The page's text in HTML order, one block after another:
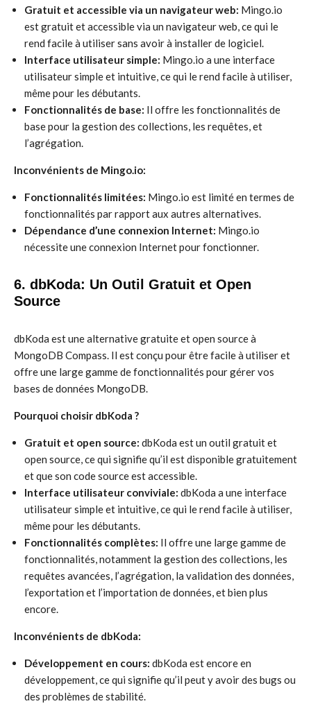
Gratuit et accessible via un navigateur web: Mingo.io
est gratuit et accessible via un navigateur web, ce qui le
rend facile à utiliser sans avoir à installer de logiciel.
Interface utilisateur simple: Mingo.io a une interface
utilisateur simple et intuitive, ce qui le rend facile à utiliser,
même pour les débutants.
Fonctionnalités de base: Il offre les fonctionnalités de
base pour la gestion des collections, les requêtes, et
l’agrégation.
Inconvénients de Mingo.io:
Fonctionnalités limitées: Mingo.io est limité en termes de
fonctionnalités par rapport aux autres alternatives.
Dépendance d’une connexion Internet: Mingo.io
nécessite une connexion Internet pour fonctionner.
6. dbKoda: Un Outil Gratuit et Open
Source
dbKoda est une alternative gratuite et open source à
MongoDB Compass. Il est conçu pour être facile à utiliser et
offre une large gamme de fonctionnalités pour gérer vos
bases de données MongoDB.
Pourquoi choisir dbKoda ?
Gratuit et open source: dbKoda est un outil gratuit et
open source, ce qui signifie qu’il est disponible gratuitement
et que son code source est accessible.
Interface utilisateur conviviale: dbKoda a une interface
utilisateur simple et intuitive, ce qui le rend facile à utiliser,
même pour les débutants.
Fonctionnalités complètes: Il offre une large gamme de
fonctionnalités, notamment la gestion des collections, les
requêtes avancées, l’agrégation, la validation des données,
l’exportation et l’importation de données, et bien plus
encore.
Inconvénients de dbKoda:
Développement en cours: dbKoda est encore en
développement, ce qui signifie qu’il peut y avoir des bugs ou
des problèmes de stabilité.